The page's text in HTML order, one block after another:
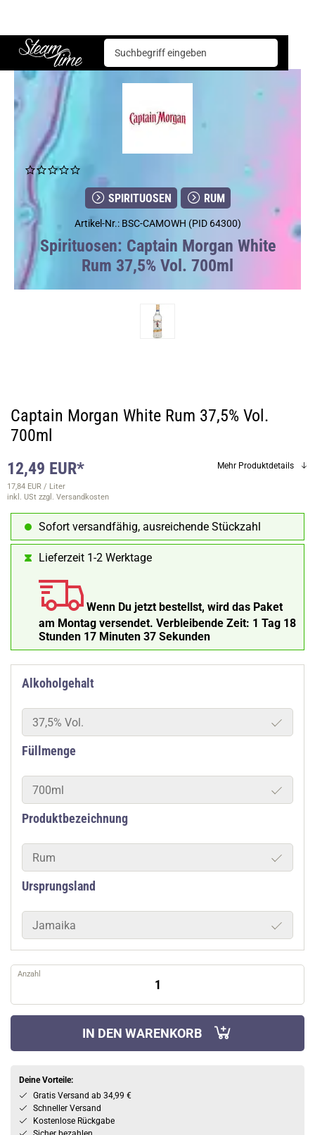
Steam time
Spirituosen Captain Morgan White Rum 37,5% Vol. 700ml
SPIRITUOSEN RUM
Artikel-Nr.: BSC-CAMOWH (PID 64300)
Spirituosen: Captain Morgan White
Rum 37,5% Vol. 700ml
Captain Morgan White Rum 37,5% Vol.
700ml
12,49 EUR*
17,84 EUR / Liter
inkl. USt zzgl. Versandkosten
Mehr Produktdetails
Sofort versandfähig, ausreichende Stückzahl
Lieferzeit 1-2 Werktage
Wenn Du jetzt bestellst, wird das Paket
am Montag versendet. Verbleibende Zeit: 1 Tag 18
Stunden 17 Minuten 36 Sekunden
Alkoholgehalt
37,5% Vol.
Füllmenge
700ml
Produktbezeichnung
Rum
Ursprungsland
Jamaika
Anzahl
IN DEN WARENKORB
Deine Vorteile:
Gratis Versand ab 34,99 €
Schneller Versand
Kostenlose Rückgabe